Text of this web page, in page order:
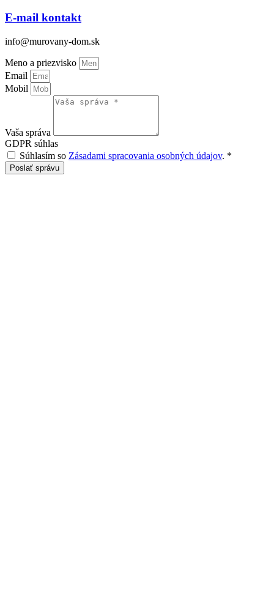
E-mail kontakt
info@murovany-dom.sk
Meno a priezvisko
Email
Mobil
Vaša správa
GDPR súhlas
Súhlasím so Zásadami spracovania osobných údajov. *
Poslať správu